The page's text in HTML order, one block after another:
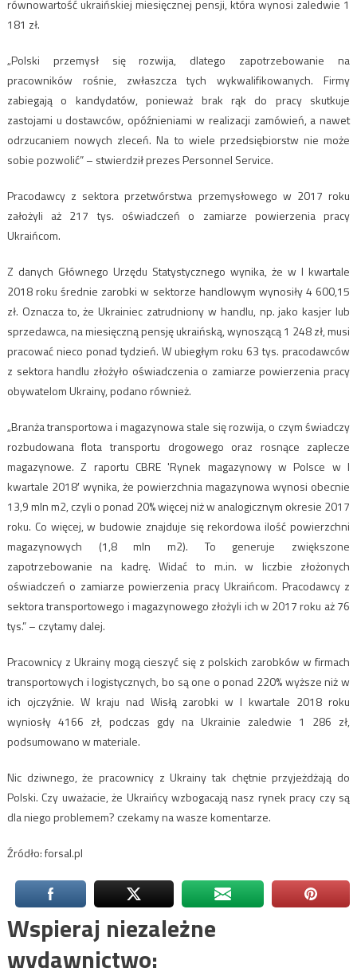
równowartość ukraińskiej miesięcznej pensji, która wynosi zaledwie 1
181 zł.
„Polski przemysł się rozwija, dlatego zapotrzebowanie na
pracowników rośnie, zwłaszcza tych wykwalifikowanych. Firmy
zabiegają o kandydatów, ponieważ brak rąk do pracy skutkuje
zastojami u dostawców, opóźnieniami w realizacji zamówień, a nawet
odrzucaniem nowych zleceń. Na to wiele przedsiębiorstw nie może
sobie pozwolić” – stwierdził prezes Personnel Service.
Pracodawcy z sektora przetwórstwa przemysłowego w 2017 roku
założyli aż 217 tys. oświadczeń o zamiarze powierzenia pracy
Ukraińcom.
Z danych Głównego Urzędu Statystycznego wynika, że w I kwartale
2018 roku średnie zarobki w sektorze handlowym wynosiły 4 600,15
zł. Oznacza to, że Ukrainiec zatrudniony w handlu, np. jako kasjer lub
sprzedawca, na miesięczną pensję ukraińską, wynoszącą 1 248 zł, musi
pracować nieco ponad tydzień. W ubiegłym roku 63 tys. pracodawców
z sektora handlu złożyło oświadczenia o zamiarze powierzenia pracy
obywatelom Ukrainy, podano również.
„Branża transportowa i magazynowa stale się rozwija, o czym świadczy
rozbudowana flota transportu drogowego oraz rosnące zaplecze
magazynowe. Z raportu CBRE 'Rynek magazynowy w Polsce w I
kwartale 2018′ wynika, że powierzchnia magazynowa wynosi obecnie
13,9 mln m2, czyli o ponad 20% więcej niż w analogicznym okresie 2017
roku. Co więcej, w budowie znajduje się rekordowa ilość powierzchni
magazynowych (1,8 mln m2). To generuje zwiększone
zapotrzebowanie na kadrę. Widać to m.in. w liczbie złożonych
oświadczeń o zamiarze powierzenia pracy Ukraińcom. Pracodawcy z
sektora transportowego i magazynowego złożyli ich w 2017 roku aż 76
tys.” – czytamy dalej.
Pracownicy z Ukrainy mogą cieszyć się z polskich zarobków w firmach
transportowych i logistycznych, bo są one o ponad 220% wyższe niż w
ich ojczyźnie. W kraju nad Wisłą zarobki w I kwartale 2018 roku
wyniosły 4166 zł, podczas gdy na Ukrainie zaledwie 1 286 zł,
podsumowano w materiale.
Nic dziwnego, że pracownicy z Ukrainy tak chętnie przyjeżdżają do
Polski. Czy uważacie, że Ukraińcy wzbogacają nasz rynek pracy czy są
dla niego problemem? czekamy na wasze komentarze.
Źródło: forsal.pl
Wspieraj niezależne
wydawnictwo: